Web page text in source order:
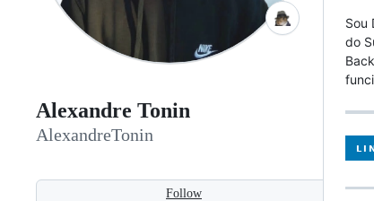
Alexandre Tonin
AlexandreTonin
Follow
Sou
do